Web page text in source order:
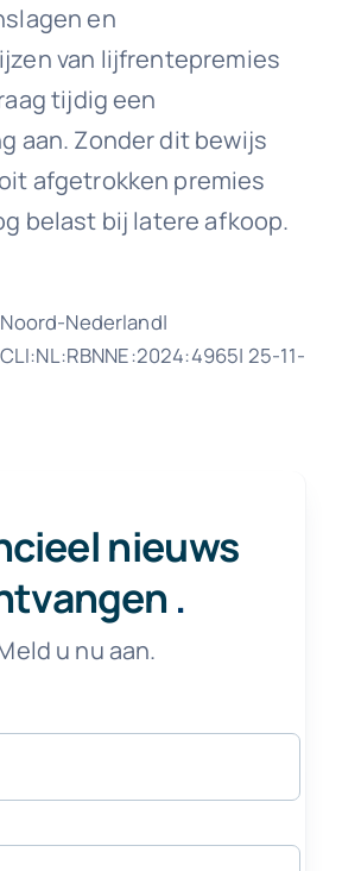
en
van lijfrentepremies
tijdig een
aan. Zonder dit bewijs
afgetrokken premies
belast bij latere afkoop.
Nederland|
25-11-
nieuws
.
u nu aan.